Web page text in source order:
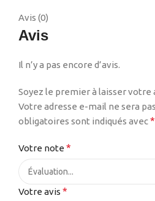
Avis (0)
Avis
Il n’y a pas encore d’avis.
Soyez le premier à laisser votre
Votre adresse e-mail ne sera
obligatoires sont indiqués avec*
Votre note *
Votre avis *